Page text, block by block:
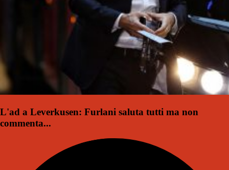
L'ad a Leverkusen: Furlani saluta tutti ma non
commenta...